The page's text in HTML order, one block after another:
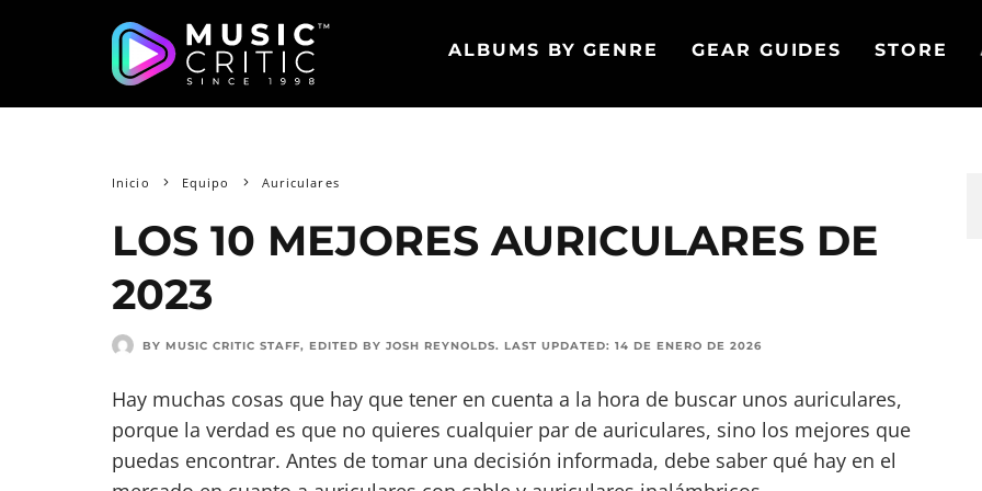
ALBUMS BY GENRE GEAR GUIDES STORE
Inicio Equipo Auriculares
LOS 10 MEJORES AURICULARES DE
2023
BY MUSIC CRITIC STAFF, EDITED BY JOSH REYNOLDS. LAST UPDATED: 14 DE ENERO DE 2026
Hay muchas cosas que hay que tener en cuenta a la hora de buscar unos auriculares,
porque la verdad es que no quieres cualquier par de auriculares, sino los mejores que
puedas encontrar. Antes de tomar una decisión informada, debe saber qué hay en el